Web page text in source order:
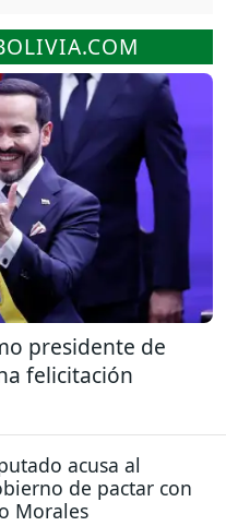
presidente de
felicitación
acusa al
de pactar con
Morales